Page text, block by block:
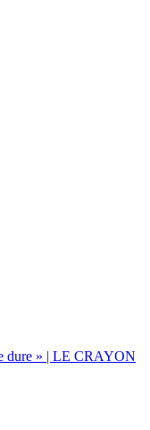
dure » | LE CRAYON